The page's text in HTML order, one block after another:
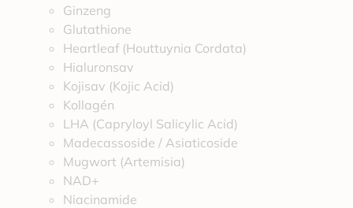
Ginzeng
Glutathione
Heartleaf (Houttuynia Cordata)
Hialuronsav
Kojisav (Kojic Acid)
Kollagén
LHA (Capryloyl Salicylic Acid)
Madecassoside / Asiaticoside
Mugwort (Artemisia)
NAD+
Niacinamide